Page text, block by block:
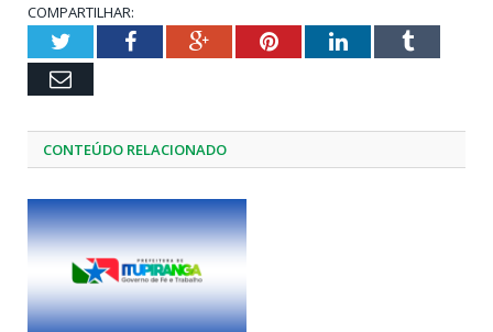
COMPARTILHAR:
TwitterFacebookGoogle+PinterestLinkedInTumblr
Email
CONTEÚDO RELACIONADO